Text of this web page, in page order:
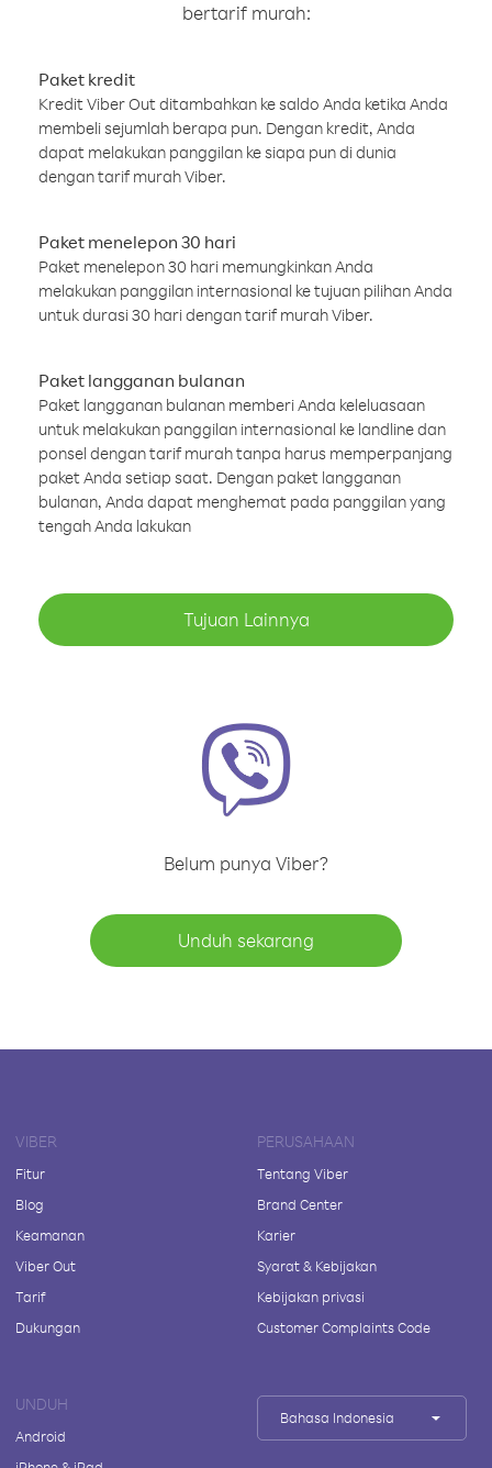
bertarif murah:
Paket kredit
Kredit Viber Out ditambahkan ke saldo Anda ketika Anda
membeli sejumlah berapa pun. Dengan kredit, Anda
dapat melakukan panggilan ke siapa pun di dunia
dengan tarif murah Viber.
Paket menelepon 30 hari
Paket menelepon 30 hari memungkinkan Anda
melakukan panggilan internasional ke tujuan pilihan Anda
untuk durasi 30 hari dengan tarif murah Viber.
Paket langganan bulanan
Paket langganan bulanan memberi Anda keleluasaan
untuk melakukan panggilan internasional ke landline dan
ponsel dengan tarif murah tanpa harus memperpanjang
paket Anda setiap saat. Dengan paket langganan
bulanan, Anda dapat menghemat pada panggilan yang
tengah Anda lakukan
Tujuan Lainnya
Belum punya Viber?
Unduh sekarang
VIBER
Fitur
Blog
Keamanan
Viber Out
Tarif
Dukungan
PERUSAHAAN
Tentang Viber
Brand Center
Karier
Syarat & Kebijakan
Kebijakan privasi
Customer Complaints Code
UNDUH
Android
Bahasa Indonesia